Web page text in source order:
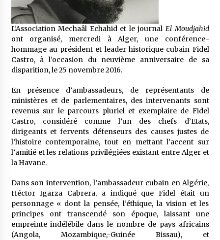
5 ans ago
Le monstrueux vieillard (Un récit du Sud
algérien)
5 ans ago
Rencontre nocturne dans le désert (Un conte
touareg)
5 ans ago
Un conte targui/ Quand la tête est vide
5 ans ago
quoi servent-ils?
5 ans ago
L’Association Mechaâl Echahid et le journal El Moudjahid
ont organisé, mercredi à Alger, une conférence-
hommage au président et leader historique cubain Fidel
Castro, à l’occasion du neuvième anniversaire de sa
disparition, le 25 novembre 2016.
En présence d’ambassadeurs, de représentants de
ministères et de parlementaires, des intervenants sont
revenus sur le parcours pluriel et exemplaire de Fidel
Castro, considéré comme l’un des chefs d’Etats,
dirigeants et fervents défenseurs des causes justes de
l’histoire contemporaine, tout en mettant l’accent sur
l’amitié et les relations privilégiées existant entre Alger et
la Havane.
Dans son intervention, l’ambassadeur cubain en Algérie,
Héctor Igarza Cabrera, a indiqué que Fidel était un
personnage « dont la pensée, l’éthique, la vision et les
principes ont transcendé son époque, laissant une
empreinte indélébile dans le nombre de pays africains
(Angola, Mozambique,-Guinée Bissau), et